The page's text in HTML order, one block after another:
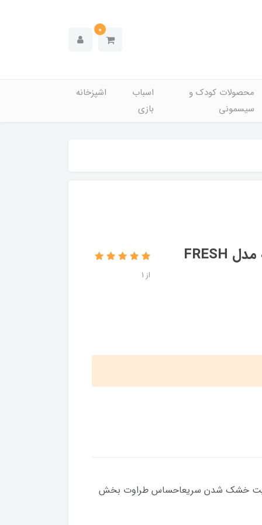
0
محصولات کودک و
سیسمونی
اسباب
بازی
اشپزخانه
اسپری نیوا ضد تعریق و دئودورانت زنانه مدل FRESH
از 1
و بوی نامطبوع آنبا ترکیب رایحه پرتقال، زردآلو و گل های سبزماندگاری 48 ساعتهقابلیت خشک شدن سریعاحساس طراوت بخش